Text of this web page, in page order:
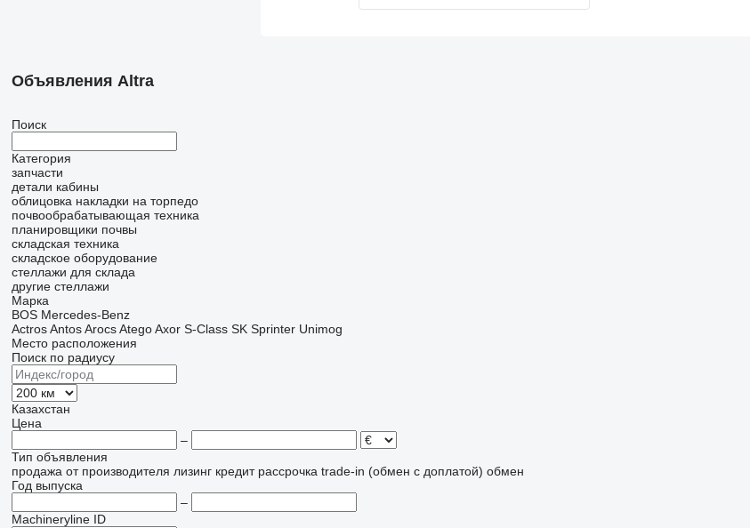
Объявления Altra
Поиск
Категория
запчасти
детали кабины
облицовка накладки на торпедо
почвообрабатывающая техника
планировщики почвы
складская техника
складское оборудование
стеллажи для склада
другие стеллажи
Марка
BOS Mercedes-Benz
Actros Antos Arocs Atego Axor S-Class SK Sprinter Unimog
Место расположения
Поиск по радиусу
Казахстан
Цена
–
Тип объявления
продажа от производителя лизинг кредит рассрочка trade-in (обмен с доплатой) обмен
Год выпуска
–
Machineryline ID